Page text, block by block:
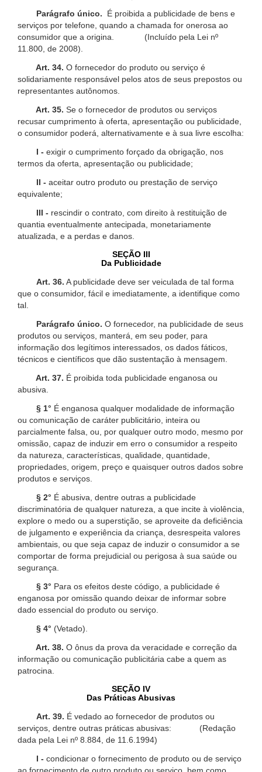
Parágrafo único.
É proibida a publicidade de bens e
serviços por telefone, quando a chamada for onerosa ao
consumidor que a origina. (Incluído pela Lei nº
11.800, de 2008).
Art. 34. O fornecedor do produto ou serviço é
solidariamente responsável pelos atos de seus prepostos ou
representantes autônomos.
Art. 35. Se o fornecedor de produtos ou serviços
recusar cumprimento à oferta, apresentação ou publicidade,
o consumidor poderá, alternativamente e à sua livre escolha:
I - exigir o cumprimento forçado da obrigação, nos
termos da oferta, apresentação ou publicidade;
II - aceitar outro produto ou prestação de serviço
equivalente;
III - rescindir o contrato, com direito à restituição de
quantia eventualmente antecipada, monetariamente
atualizada, e a perdas e danos.
SEÇÃO III
Da Publicidade
Art. 36. A publicidade deve ser veiculada de tal forma
que o consumidor, fácil e imediatamente, a identifique como
tal.
Parágrafo único. O fornecedor, na publicidade de seus
produtos ou serviços, manterá, em seu poder, para
informação dos legítimos interessados, os dados fáticos,
técnicos e científicos que dão sustentação à mensagem.
Art. 37. É proibida toda publicidade enganosa ou
abusiva.
§ 1° É enganosa qualquer modalidade de informação
ou comunicação de caráter publicitário, inteira ou
parcialmente falsa, ou, por qualquer outro modo, mesmo por
omissão, capaz de induzir em erro o consumidor a respeito
da natureza, características, qualidade, quantidade,
propriedades, origem, preço e quaisquer outros dados sobre
produtos e serviços.
§ 2° É abusiva, dentre outras a publicidade
discriminatória de qualquer natureza, a que incite à violência,
explore o medo ou a superstição, se aproveite da deficiência
de julgamento e experiência da criança, desrespeita valores
ambientais, ou que seja capaz de induzir o consumidor a se
comportar de forma prejudicial ou perigosa à sua saúde ou
segurança.
§ 3° Para os efeitos deste código, a publicidade é
enganosa por omissão quando deixar de informar sobre
dado essencial do produto ou serviço.
§ 4° (Vetado).
Art. 38. O ônus da prova da veracidade e correção da
informação ou comunicação publicitária cabe a quem as
patrocina.
SEÇÃO IV
Das Práticas Abusivas
Art. 39. É vedado ao fornecedor de produtos ou
serviços, dentre outras práticas abusivas: (Redação
dada pela Lei nº 8.884, de 11.6.1994)
I - condicionar o fornecimento de produto ou de serviço